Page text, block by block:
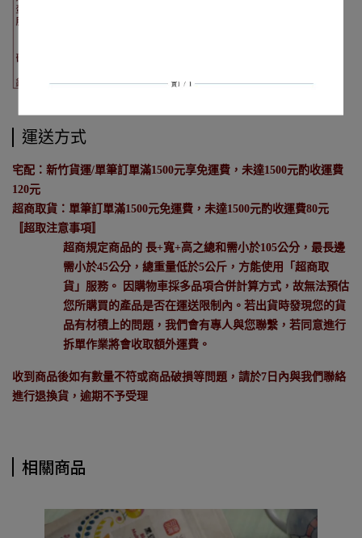
運送方式
宅配：新竹貨運/單筆訂單滿1500元享免運費，未達1500元酌收運費
120元
超商取貨：單筆訂單滿1500元免運費，未達1500元酌收運費80元
〚超取注意事項〛
超商規定商品的 長+寬+高之總和需小於105公分，最長邊
需小於45公分，總重量低於5公斤，方能使用「超商取
貨」服務。 因購物車採多品項合併計算方式，故無法預估
您所購買的產品是否在運送限制內。若出貨時發現您的貨
品有材積上的問題，我們會有專人與您聯繫，若同意進行
拆單作業將會收取額外運費。
收到商品後如有數量不符或商品破損等問題，請於7日內與我們聯絡
進行退換貨，逾期不予受理
相關商品